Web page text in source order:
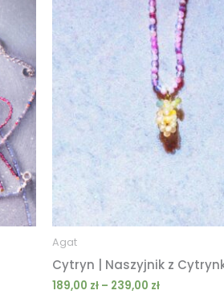
Agat
Cytryn | Naszyjnik z
189,00 zł – 239,00 zł
cen:
189,00 zł
do
239,00 zł